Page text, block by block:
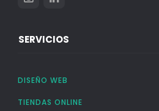
SERVICIOS
DISEÑO WEB
TIENDAS ONLINE